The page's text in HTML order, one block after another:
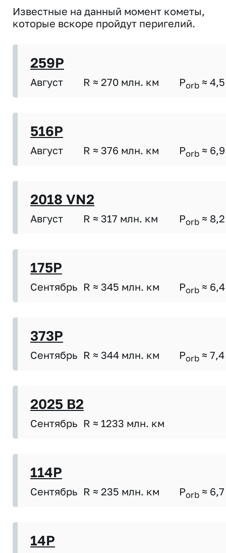
Известные на данный момент кометы,
которые вскоре пройдут перигелий.
259P
Август R ≈ 270 млн. км Porb ≈ 4,5
516P
Август R ≈ 376 млн. км Porb ≈ 6,9
2018 VN2
Август R ≈ 317 млн. км Porb ≈ 8,2
175P
Сентябрь R ≈ 345 млн. км Porb ≈ 6,4
373P
Сентябрь R ≈ 344 млн. км Porb ≈ 7,4
2025 B2
Сентябрь R ≈ 1233 млн. км
114P
Сентябрь R ≈ 235 млн. км Porb ≈ 6,7
14P